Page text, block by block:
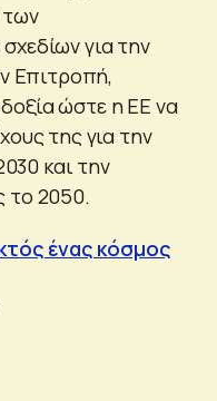
των
για την
Επιτροπή,
ώστε η ΕΕ να
της για την
και την
το 2050.
ένας κόσμος